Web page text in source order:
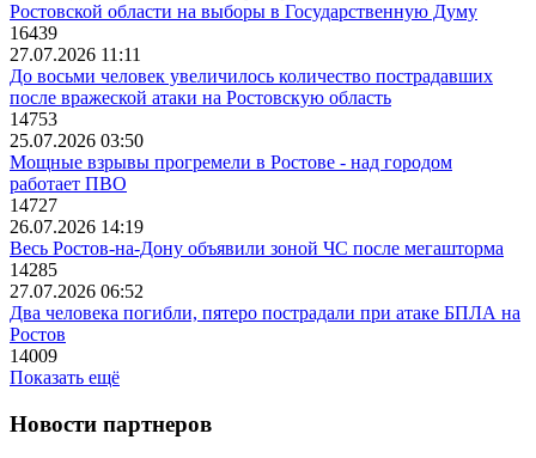
Ростовской области на выборы в Государственную Думу
16439
27.07.2026 11:11
До восьми человек увеличилось количество пострадавших
после вражеской атаки на Ростовскую область
14753
25.07.2026 03:50
Мощные взрывы прогремели в Ростове - над городом
работает ПВО
14727
26.07.2026 14:19
Весь Ростов-на-Дону объявили зоной ЧС после мегашторма
14285
27.07.2026 06:52
Два человека погибли, пятеро пострадали при атаке БПЛА на
Ростов
14009
Показать ещё
Новости партнеров